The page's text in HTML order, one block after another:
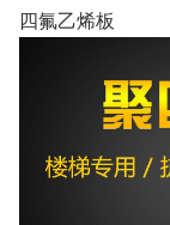
四氟乙烯板